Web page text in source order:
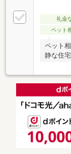
礼金
ペット
ペット
静な住